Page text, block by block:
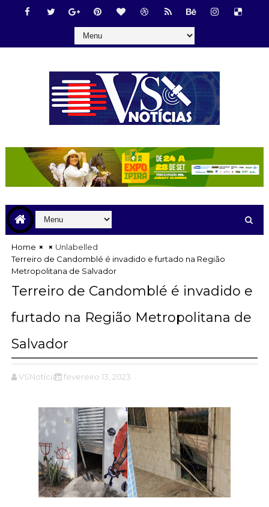
Home
Unlabelled
Terreiro de Candomblé é invadido e furtado na Região
Metropolitana de Salvador
Terreiro de Candomblé é invadido e
furtado na Região Metropolitana de
Salvador
VSNotícias fevereiro 13, 2023